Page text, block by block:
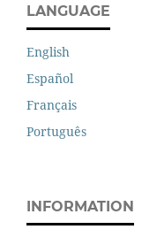
LANGUAGE
English
Español
Français
Português
INFORMATION